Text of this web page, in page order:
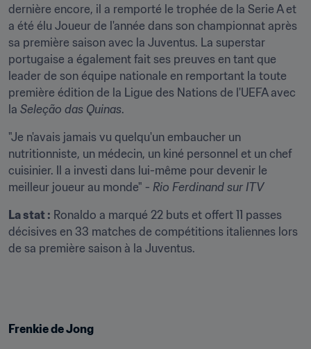
dernière encore, il a remporté le trophée de la Serie A et
a été élu Joueur de l'année dans son championnat après
sa première saison avec la Juventus. La superstar
portugaise a également fait ses preuves en tant que
leader de son équipe nationale en remportant la toute
première édition de la Ligue des Nations de l'UEFA avec
la Seleção das Quinas.
"Je n'avais jamais vu quelqu'un embaucher un
nutritionniste, un médecin, un kiné personnel et un chef
cuisinier. Il a investi dans lui-même pour devenir le
meilleur joueur au monde" - Rio Ferdinand sur ITV
La stat : Ronaldo a marqué 22 buts et offert 11 passes
décisives en 33 matches de compétitions italiennes lors
de sa première saison à la Juventus.
Frenkie de Jong